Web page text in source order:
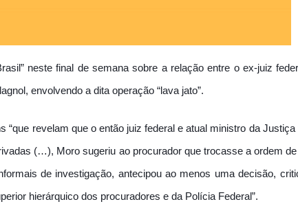
neste final de semana sobre a relação entre o ex-juiz
envolvendo a dita operação “lava jato”.
revelam que o então juiz federal e atual ministro da
(…), Moro sugeriu ao procurador que trocasse a ordem
de investigação, antecipou ao menos uma decisão,
hierárquico dos procuradores e da Polícia Federal”.